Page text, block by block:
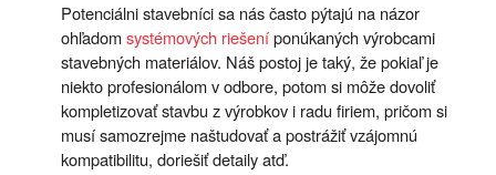
Potenciálni stavebníci sa nás často pýtajú na názor
ohľadomsystémových riešeníponúkaných výrobcami
stavebných materiálov. Náš postoj je taký, že pokiaľ je
niekto profesionálom v odbore, potom si môže dovoliť
kompletizovať stavbu z výrobkov i radu firiem, pričom si
musí samozrejme naštudovať a postrážiť vzájomnú
kompatibilitu, doriešiť detaily atď.